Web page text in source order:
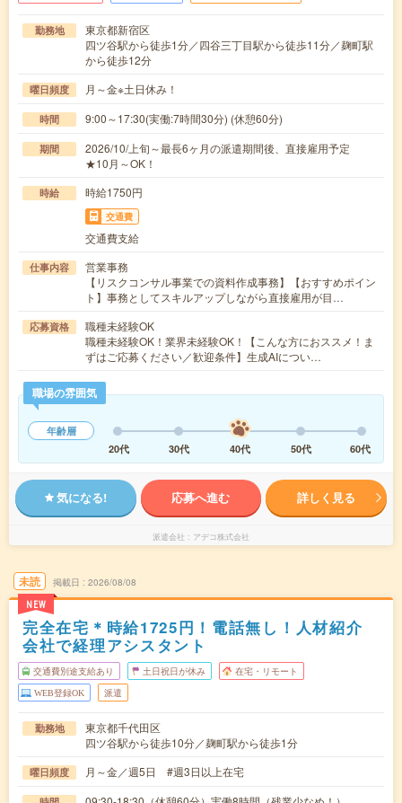
勤務地
東京都新宿区
四ツ谷駅から徒歩1分／四谷三丁目駅から徒歩11分／麹町駅
から徒歩12分
曜日頻度 月～金※土日休み！
時間 9:00～17:30(実働:7時間30分) (休憩60分)
期間
2026/10/上旬～最長6ヶ月の派遣期間後、直接雇用予定
★10月～OK！
時給 時給1750円
交通費
交通費支給
仕事内容
営業事務
【リスクコンサル事業での資料作成事務】【おすすめポイン
ト】事務としてスキルアップしながら直接雇用が目…
応募資格
職種未経験OK
職種未経験OK！業界未経験OK！【こんな方におススメ！ま
ずはご応募ください／歓迎条件】生成AIについ…
職場の雰囲気
年齢層
20代
30代 40代 50代 60代
気になる! 応募へ進む 詳しく見る
派遣会社 アデコ株式会社
未読
NEW
掲載日 2026/08/08
完全在宅＊時給1725円！電話無し！人材紹介
会社で経理アシスタント
交通費別途支給あり 土日祝日が休み 在宅・リモート
WEB登録OK 派遣
勤務地
東京都千代田区
四ツ谷駅から徒歩10分／麹町駅から徒歩1分
曜日頻度 月～金／週5日 #週3日以上在宅